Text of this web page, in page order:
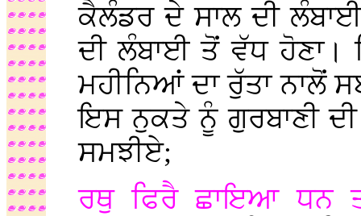
ਕੈਲੰਡਰ ਦੇ ਸਾਲ ਦੀ
ਦੀ ਲੰਬਾਈ ਤੋਂ ਵੱਧ ਹੋਣਾ।
ਮਹੀਨਿਆਂ ਦਾ ਰੁੱਤਾ ਨਾਲੋਂ
ਇਸ ਨੁਕਤੇ ਨੂੰ ਗੁਰਬਾਣੀ
ਸਮਝੀਏ;
ਰਥੁ ਫਿਰੈ ਛਾਇਆ ਧਨ